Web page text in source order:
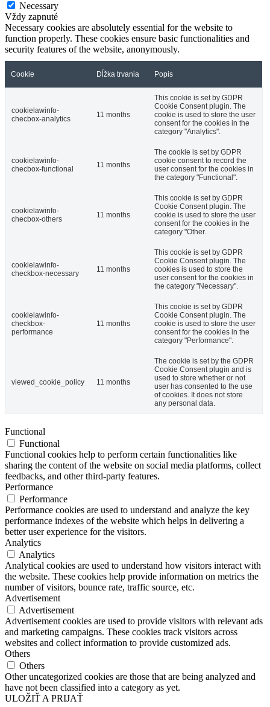
Necessary
Vždy zapnuté
Necessary cookies are absolutely essential for the website to
function properly. These cookies ensure basic functionalities and
security features of the website, anonymously.
Cookie Dĺžka trvania Popis
cookielawinfo-
checbox-analytics
11 months
This cookie is set by GDPR
Cookie Consent plugin. The
cookie is used to store the user
consent for the cookies in the
category "Analytics".
cookielawinfo-
checbox-functional
11 months
The cookie is set by GDPR
cookie consent to record the
user consent for the cookies in
the category "Functional".
cookielawinfo-
checbox-others
11 months
This cookie is set by GDPR
Cookie Consent plugin. The
cookie is used to store the user
consent for the cookies in the
category "Other.
cookielawinfo-
checkbox-necessary
11 months
This cookie is set by GDPR
Cookie Consent plugin. The
cookies is used to store the
user consent for the cookies in
the category "Necessary".
cookielawinfo-
checkbox-
performance
11 months
This cookie is set by GDPR
Cookie Consent plugin. The
cookie is used to store the user
consent for the cookies in the
category "Performance".
viewed_cookie_policy 11 months
The cookie is set by the GDPR
Cookie Consent plugin and is
used to store whether or not
user has consented to the use
of cookies. It does not store
any personal data.
Functional
Functional
Functional cookies help to perform certain functionalities like
sharing the content of the website on social media platforms, collect
feedbacks, and other third-party features.
Performance
Performance
Performance cookies are used to understand and analyze the key
performance indexes of the website which helps in delivering a
better user experience for the visitors.
Analytics
Analytics
Analytical cookies are used to understand how visitors interact with
the website. These cookies help provide information on metrics the
number of visitors, bounce rate, traffic source, etc.
Advertisement
Advertisement
Advertisement cookies are used to provide visitors with relevant ads
and marketing campaigns. These cookies track visitors across
websites and collect information to provide customized ads.
Others
Others
Other uncategorized cookies are those that are being analyzed and
have not been classified into a category as yet.
ULOŽIŤ A PRIJAŤ